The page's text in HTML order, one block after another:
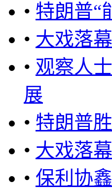
• 特朗普“
• 大戏落
• 观察人
展
• 特朗普
• 大戏落
• 保利协